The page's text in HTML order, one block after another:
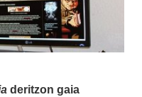
deritzon gaia